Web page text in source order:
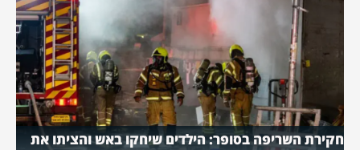
חקירת השריפה בסופר: הילדים שיחקו באש והציתו את